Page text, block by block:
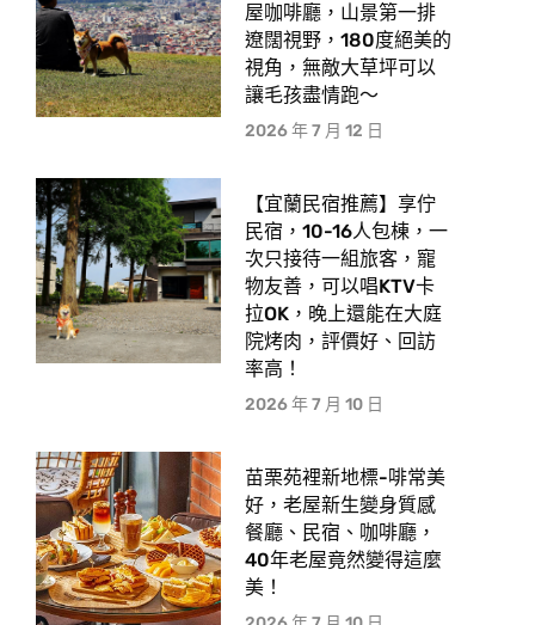
屋咖啡廳，山景第一排
遼闊視野，180度絕美的
視角，無敵大草坪可以
讓毛孩盡情跑〜
2026 年 7 月 12 日
【宜蘭民宿推薦】享佇
民宿，10-16人包棟，一
次只接待一組旅客，寵
物友善，可以唱KTV卡
拉OK，晚上還能在大庭
院烤肉，評價好、回訪
率高！
2026 年 7 月 10 日
苗栗苑裡新地標-啡常美
好，老屋新生變身質感
餐廳、民宿、咖啡廳，
40年老屋竟然變得這麼
美！